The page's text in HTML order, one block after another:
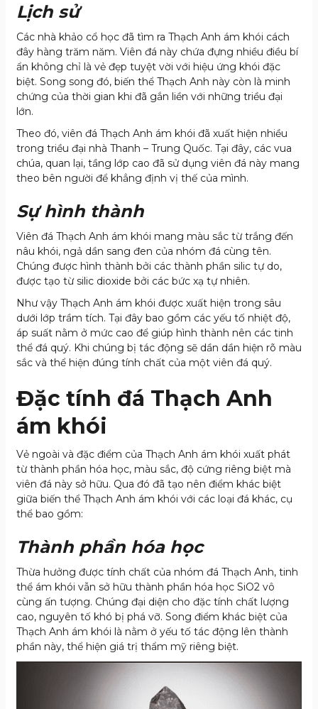
Lịch sử
Các nhà khảo cổ học đã tìm ra Thạch Anh ám khói cách
đây hàng trăm năm. Viên đá này chứa đựng nhiều điều bí
ẩn không chỉ là vẻ đẹp tuyệt vời với hiệu ứng khói đặc
biệt. Song song đó, biến thể Thạch Anh này còn là minh
chứng của thời gian khi đã gắn liền với những triều đại
lớn.
Theo đó, viên đá Thạch Anh ám khói đã xuất hiện nhiều
trong triều đại nhà Thanh – Trung Quốc. Tại đây, các vua
chúa, quan lại, tầng lớp cao đã sử dụng viên đá này mang
theo bên người để khẳng định vị thế của mình.
Sự hình thành
Viên đá Thạch Anh ám khói mang màu sắc từ trắng đến
nâu khói, ngả dần sang đen của nhóm đá cùng tên.
Chúng được hình thành bởi các thành phần silic tự do,
được tạo từ silic dioxide bởi các bức xạ tự nhiên.
Như vậy Thạch Anh ám khói được xuất hiện trong sâu
dưới lớp trầm tích. Tại đây bao gồm các yếu tố nhiệt độ,
áp suất nằm ở mức cao để giúp hình thành nên các tinh
thể đá quý. Khi chúng bị tác động sẽ dần dần hiện rõ màu
sắc và thể hiện đúng tính chất của một viên đá quý.
Đặc tính đá Thạch Anh
ám khói
Vẻ ngoài và đặc điểm của Thạch Anh ám khói xuất phát
từ thành phần hóa học, màu sắc, độ cứng riêng biệt mà
viên đá này sở hữu. Qua đó đã tạo nên điểm khác biệt
giữa biến thể Thạch Anh ám khói với các loại đá khác, cụ
thể bao gồm:
Thành phần hóa học
Thừa hưởng được tính chất của nhóm đá Thạch Anh, tinh
thể ám khói vẫn sở hữu thành phần hóa học SiO2 vô
cùng ấn tượng. Chúng đại diện cho đặc tính chất lượng
cao, nguyên tố khó bị phá vỡ. Song điểm khác biệt của
Thạch Anh ám khói là nằm ở yếu tố tác động lên thành
phần này, thể hiện giá trị thẩm mỹ riêng biệt.